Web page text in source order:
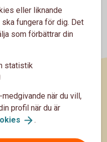
eller liknande
fungera för dig. Det
som förbättrar din
statistik
när du vill,
profil när du är
.